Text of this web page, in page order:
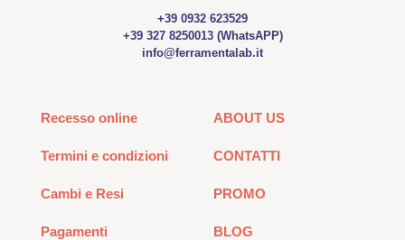
+39 0932 623529
+39 327 8250013 (WhatsAPP)
info@ferramentalab.it
Recesso online
Termini e condizioni
Cambi e Resi
Pagamenti
ABOUT US
CONTATTI
PROMO
BLOG